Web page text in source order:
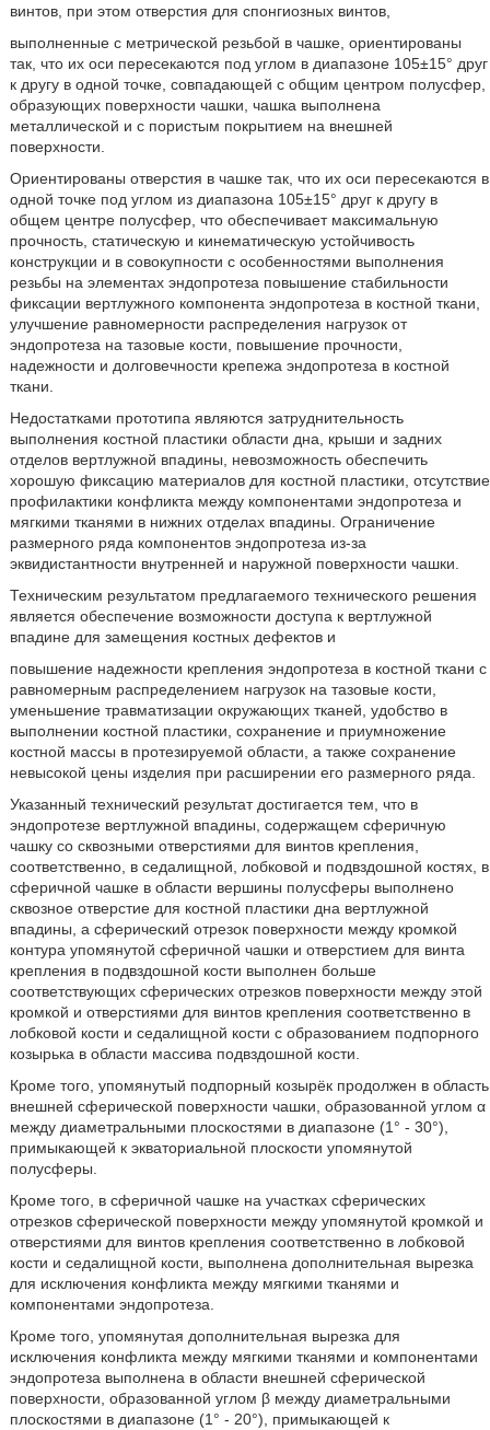
винтов, при этом отверстия для спонгиозных винтов,
выполненные с метрической резьбой в чашке, ориентированы
так, что их оси пересекаются под углом в диапазоне 105±15° друг
к другу в одной точке, совпадающей с общим центром полусфер,
образующих поверхности чашки, чашка выполнена
металлической и с пористым покрытием на внешней
поверхности.
Ориентированы отверстия в чашке так, что их оси пересекаются в
одной точке под углом из диапазона 105±15° друг к другу в
общем центре полусфер, что обеспечивает максимальную
прочность, статическую и кинематическую устойчивость
конструкции и в совокупности с особенностями выполнения
резьбы на элементах эндопротеза повышение стабильности
фиксации вертлужного компонента эндопротеза в костной ткани,
улучшение равномерности распределения нагрузок от
эндопротеза на тазовые кости, повышение прочности,
надежности и долговечности крепежа эндопротеза в костной
ткани.
Недостатками прототипа являются затруднительность
выполнения костной пластики области дна, крыши и задних
отделов вертлужной впадины, невозможность обеспечить
хорошую фиксацию материалов для костной пластики, отсутствие
профилактики конфликта между компонентами эндопротеза и
мягкими тканями в нижних отделах впадины. Ограничение
размерного ряда компонентов эндопротеза из-за
эквидистантности внутренней и наружной поверхности чашки.
Техническим результатом предлагаемого технического решения
является обеспечение возможности доступа к вертлужной
впадине для замещения костных дефектов и
повышение надежности крепления эндопротеза в костной ткани с
равномерным распределением нагрузок на тазовые кости,
уменьшение травматизации окружающих тканей, удобство в
выполнении костной пластики, сохранение и приумножение
костной массы в протезируемой области, а также сохранение
невысокой цены изделия при расширении его размерного ряда.
Указанный технический результат достигается тем, что в
эндопротезе вертлужной впадины, содержащем сферичную
чашку со сквозными отверстиями для винтов крепления,
соответственно, в седалищной, лобковой и подвздошной костях, в
сферичной чашке в области вершины полусферы выполнено
сквозное отверстие для костной пластики дна вертлужной
впадины, а сферический отрезок поверхности между кромкой
контура упомянутой сферичной чашки и отверстием для винта
крепления в подвздошной кости выполнен больше
соответствующих сферических отрезков поверхности между этой
кромкой и отверстиями для винтов крепления соответственно в
лобковой кости и седалищной кости с образованием подпорного
козырька в области массива подвздошной кости.
Кроме того, упомянутый подпорный козырёк продолжен в область
внешней сферической поверхности чашки, образованной углом α
между диаметральными плоскостями в диапазоне (1° - 30°),
примыкающей к экваториальной плоскости упомянутой
полусферы.
Кроме того, в сферичной чашке на участках сферических
отрезков сферической поверхности между упомянутой кромкой и
отверстиями для винтов крепления соответственно в лобковой
кости и седалищной кости, выполнена дополнительная вырезка
для исключения конфликта между мягкими тканями и
компонентами эндопротеза.
Кроме того, упомянутая дополнительная вырезка для
исключения конфликта между мягкими тканями и компонентами
эндопротеза выполнена в области внешней сферической
поверхности, образованной углом β между диаметральными
плоскостями в диапазоне (1° - 20°), примыкающей к